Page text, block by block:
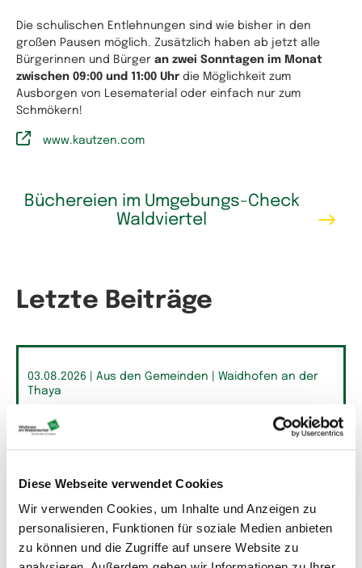
Diese Webseite verwendet Cookies
Wir verwenden Cookies, um Inhalte und Anzeigen zu
personalisieren, Funktionen für soziale Medien anbieten
zu können und die Zugriffe auf unsere Website zu
Die schulischen Entlehnungen sind wie bisher in den
großen Pausen möglich. Zusätzlich haben ab jetzt alle
Bürgerinnen und Bürger an zwei Sonntagen im Monat
zwischen 09:00 und 11:00 Uhr die Möglichkeit zum
Ausborgen von Lesematerial oder einfach nur zum
Schmökern!
www.kautzen.com
Büchereien im Umgebungs-Check
Waldviertel
Letzte Beiträge
03.08.2026 | Aus den Gemeinden
| Waidhofen an der
Thaya
Enzos beleben den Waidhofner
Raum